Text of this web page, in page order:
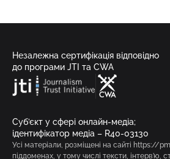
Незалежна сертифікація відповідно
до програми JTI та CWA
Суб’єкт у сфері онлайн-медіа;
ідентифікатор медіа – R40-03130
Усі матеріали, розміщені на сайті https://
піддоменах, у тому числі тексти, інтерв’ю,